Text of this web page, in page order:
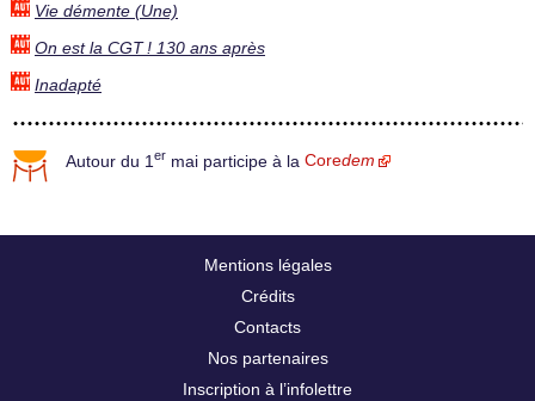
Vie démente (Une)
On est la CGT ! 130 ans après
Inadapté
Autour du 1 er mai participe à la Coredem
Mentions légales
Crédits
Contacts
Nos partenaires
Inscription à l’infolettre